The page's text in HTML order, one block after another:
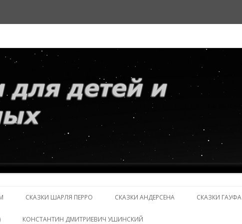
взрослых
содержимому
СКАЗКИ ШАРЛЯ ПЕРРО СКАЗКИ АНДЕРСЕНА СКАЗКИ ГАУФА
КОНСТАНТИН ДМИТРИЕВИЧ УШИНСКИЙ